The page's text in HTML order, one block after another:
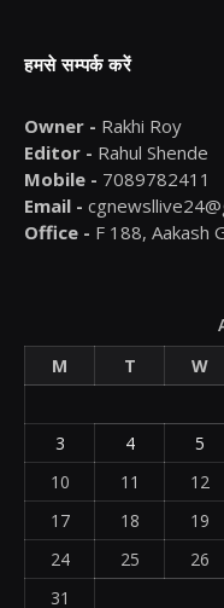
हमसे सम्पर्क करें
Owner - Rakhi Roy
Editor - Rahul Shende
Mobile - 7089782411
Email -
Office - F 188, Aakash
M
T W
3
4 5
10
11 12
17
18 19
24
25 26
31